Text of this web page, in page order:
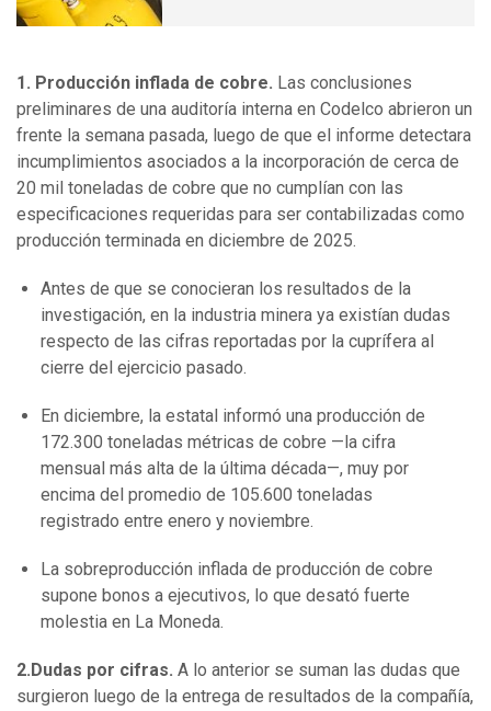
1. Producción inflada de cobre. Las conclusiones
preliminares de una auditoría interna en Codelco abrieron un
frente la semana pasada, luego de que el informe detectara
incumplimientos asociados a la incorporación de cerca de
20 mil toneladas de cobre que no cumplían con las
especificaciones requeridas para ser contabilizadas como
producción terminada en diciembre de 2025.
Antes de que se conocieran los resultados de la
investigación, en la industria minera ya existían dudas
respecto de las cifras reportadas por la cuprífera al
cierre del ejercicio pasado.
En diciembre, la estatal informó una producción de
172.300 toneladas métricas de cobre —la cifra
mensual más alta de la última década—, muy por
encima del promedio de 105.600 toneladas
registrado entre enero y noviembre.
La sobreproducción inflada de producción de cobre
supone bonos a ejecutivos, lo que desató fuerte
molestia en La Moneda.
2.Dudas por cifras. A lo anterior se suman las dudas que
surgieron luego de la entrega de resultados de la compañía,